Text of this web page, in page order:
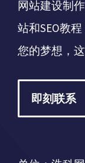
网站建设制
站和SEO教
您的梦想，
即刻联系